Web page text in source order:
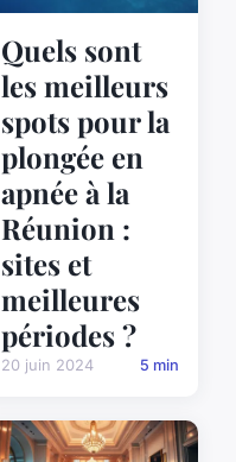
Quels sont
les meilleurs
spots pour la
plongée en
apnée à la
Réunion :
sites et
meilleures
périodes ?
20 juin 2024 5 min